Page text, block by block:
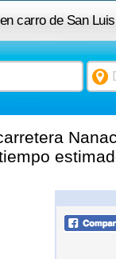
carro de San